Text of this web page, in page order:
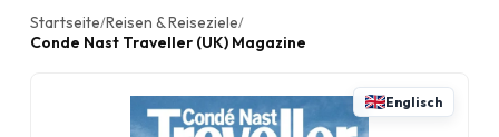
Startseite/Reisen & Reiseziele/
Conde Nast Traveller (UK) Magazine
Englisch